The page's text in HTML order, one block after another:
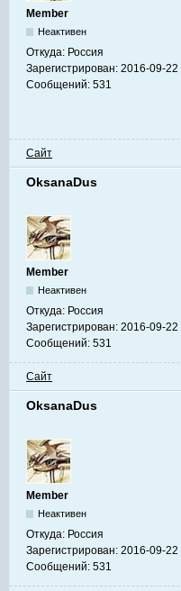
Member
Неактивен
Откуда: Россия
Зарегистрирован: 2016-09-22
Сообщений: 531
Сайт
OksanaDus
Member
Неактивен
Откуда: Россия
Зарегистрирован: 2016-09-22
Сообщений: 531
Сайт
OksanaDus
Member
Неактивен
Откуда: Россия
Зарегистрирован: 2016-09-22
Сообщений: 531